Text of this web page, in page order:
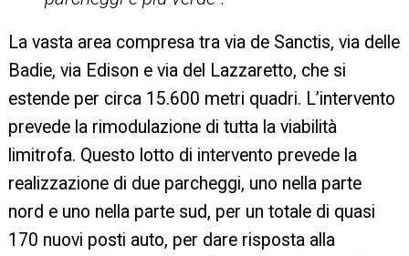
La vasta area compresa tra via de Sanctis, via delle
Badie, via Edison e via del Lazzaretto, che si
estende per circa 15.600 metri quadri. L’intervento
prevede la rimodulazione di tutta la viabilità
limitrofa. Questo lotto di intervento prevede la
realizzazione di due parcheggi, uno nella parte
nord e uno nella parte sud, per un totale di quasi
170 nuovi posti auto, per dare risposta alla